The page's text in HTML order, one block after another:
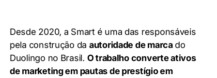
Desde 2020, a Smart é uma das responsáveis
pela construção da autoridade de marcado
Duolingo no Brasil. O trabalho converte ativos
de marketing em pautas de prestígio em